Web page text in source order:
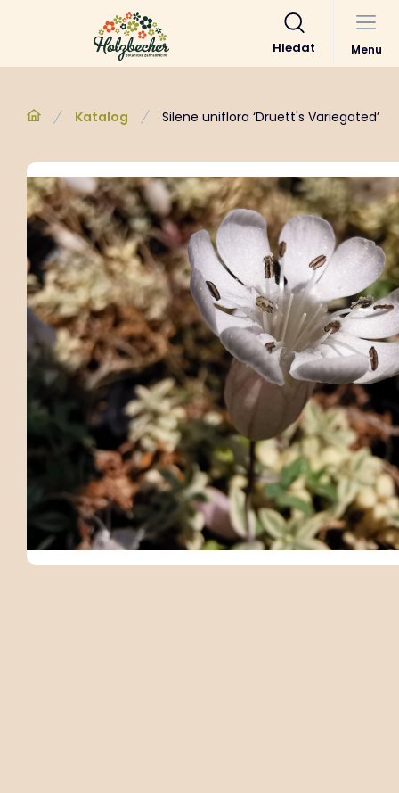
Hledat Menu
Katalog Silene uniflora ‘Druett's Variegated’